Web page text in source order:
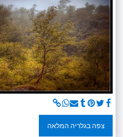
צפה בגלריה המלאה